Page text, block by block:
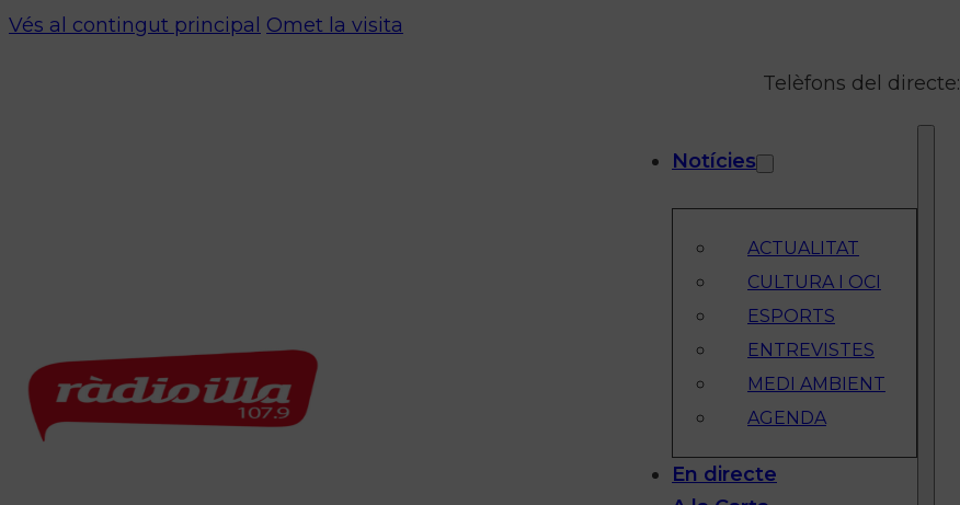
Vés al contingut principal Omet la visita
Telèfons del directe:
Notícies
ACTUALITAT
CULTURA I OCI
ESPORTS
ENTREVISTES
MEDI AMBIENT
AGENDA
En directe